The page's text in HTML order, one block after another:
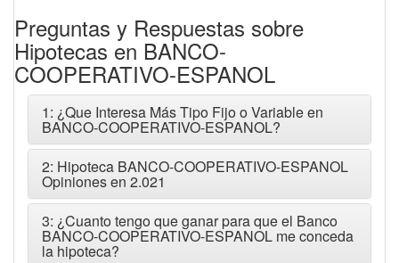
Preguntas y Respuestas sobre
Hipotecas en BANCO-
COOPERATIVO-ESPANOL
1: ¿Que Interesa Más Tipo Fijo o Variable en
BANCO-COOPERATIVO-ESPANOL?
2: Hipoteca BANCO-COOPERATIVO-ESPANOL
Opiniones en 2.021
3: ¿Cuanto tengo que ganar para que el Banco
BANCO-COOPERATIVO-ESPANOL me conceda
la hipoteca?